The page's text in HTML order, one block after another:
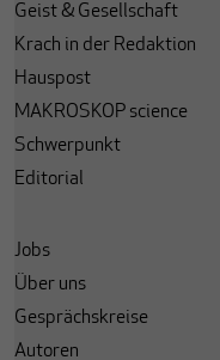
Geist & Gesellschaft
Krach in der Redaktion
Hauspost
MAKROSKOP science
Schwerpunkt
Editorial
Jobs
Über uns
Gesprächskreise
Autoren